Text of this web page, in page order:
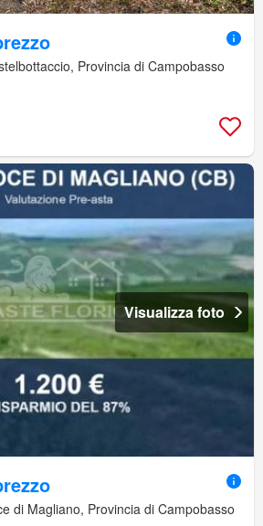
Provincia di Campobasso
Visualizza foto
di Magliano, Provincia di Campobasso